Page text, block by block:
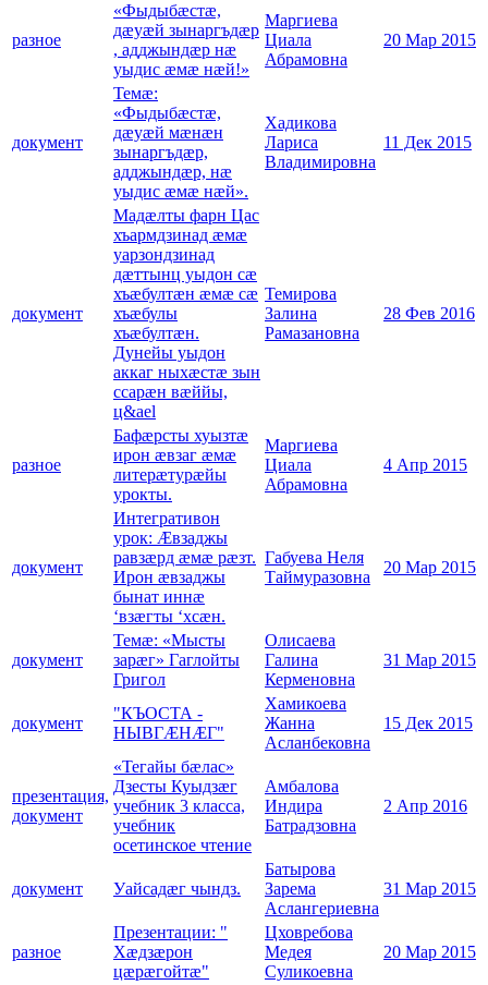
разное
«Фыдыбæстæ,
дæуæй зынаргъдæр
, адджындæр нæ
уыдис æмæ нæй!»
Маргиева
Циала
Абрамовна
20 Мар 2015
документ
Темæ:
«Фыдыбæстæ,
дæуæй мæнæн
зынаргъдæр,
адджындæр, нæ
уыдис æмæ нæй».
Хадикова
Лариса
Владимировна
11 Дек 2015
документ
Мадæлты фарн Цас
хъармдзинад æмæ
уарзондзинад
дæттынц уыдон сæ
хъæбултæн æмæ сæ
хъæбулы
хъæбултæн.
Дунейы уыдон
аккаг ныхæстæ зын
ссарæн вæййы,
ц&ael
Темирова
Залина
Рамазановна
28 Фев 2016
разное
Бафæрсты хуызтæ
ирон æвзаг æмæ
литерæтурæйы
урокты.
Маргиева
Циала
Абрамовна
4 Апр 2015
документ
Интегративон
урок: Æвзаджы
равзæрд æмæ рæзт.
Ирон æвзаджы
бынат иннæ
‘взæгты ‘хсæн.
Габуева Неля
Таймуразовна
20 Мар 2015
документ
Темæ: «Мысты
зарæг» Гаглойты
Григол
Олисаева
Галина
Керменовна
31 Мар 2015
документ
"КЪОСТА -
НЫВГÆНÆГ"
Хамикоева
Жанна
Асланбековна
15 Дек 2015
презентация,
документ
«Тегайы бæлас»
Дзесты Куыдзæг
учебник 3 класса,
учебник
осетинское чтение
Амбалова
Индира
Батрадзовна
2 Апр 2016
документ Уайсадæг чындз.
Батырова
Зарема
Аслангериевна
31 Мар 2015
разное
Презентации: "
Хæдзæрон
цæрæгойтæ"
Цховребова
Медея
Суликоевна
20 Мар 2015